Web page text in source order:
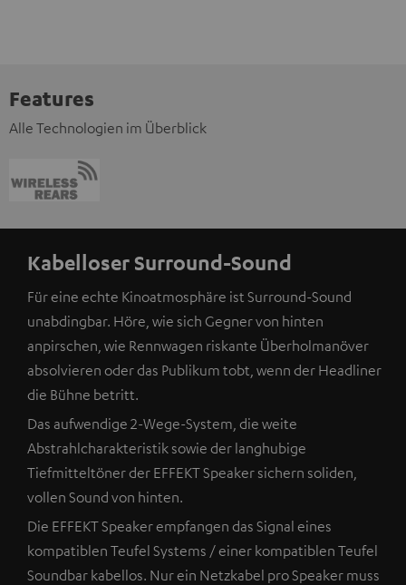
Features
Alle Technologien im Überblick
Kabelloser Surround-Sound
Für eine echte Kinoatmosphäre ist Surround-Sound
unabdingbar. Höre, wie sich Gegner von hinten
anpirschen, wie Rennwagen riskante Überholmanöver
absolvieren oder das Publikum tobt, wenn der Headliner
die Bühne betritt.
Das aufwendige 2-Wege-System, die weite
Abstrahlcharakteristik sowie der langhubige
Tiefmitteltöner der EFFEKT Speaker sichern soliden,
vollen Sound von hinten.
Die EFFEKT Speaker empfangen das Signal eines
kompatiblen Teufel Systems / einer kompatiblen Teufel
Soundbar kabellos. Nur ein Netzkabel pro Speaker muss